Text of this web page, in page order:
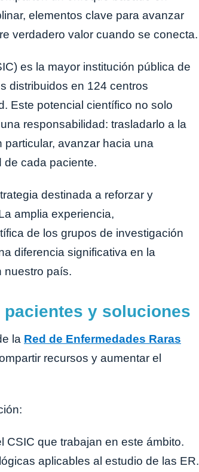
elementos clave para avanzar
verdadero valor cuando se conecta.
es la mayor institución pública de
distribuidos en 124 centros
Este potencial científico no solo
responsabilidad: trasladarlo a la
avanzar hacia una
de cada paciente.
destinada a reforzar y
amplia experiencia,
de los grupos de investigación
diferencia significativa en la
nuestro país.
y soluciones
la Red de Enfermedades Raras
recursos y aumentar el
CSIC que trabajan en este ámbito.
aplicables al estudio de las ER.